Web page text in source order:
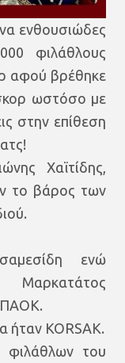
ενθουσιώδες
φιλάθλους
αφού βρέθηκε
ωστόσο με
στην επίθεση
Χαϊτίδης,
το βάρος των
ενώ
Μαρκατάτος
ΠΑΟΚ.
ήταν KORSAK.
φιλάθλων του